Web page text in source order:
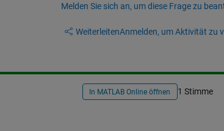
Melden Sie sich an, um diese Frage zu
WeiterleitenAnmelden, um Aktivität zu
In MATLAB Online öffnen 1 Stimme